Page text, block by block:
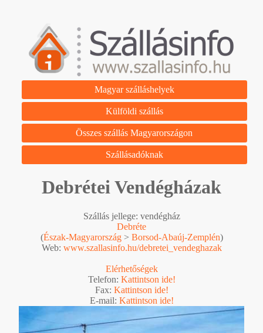
Magyar szálláshelyek
Külföldi szállás
Összes szállás Magyarországon
Szállásadóknak
Debrétei Vendégházak
Szállás jellege: vendégház
Debréte
(Észak-Magyarország> Borsod-Abaúj-Zemplén)
Web: www.szallasinfo.hu/debretei_vendeghazak
Elérhetőségek
Telefon: Kattintson ide!
Fax: Kattintson ide!
E-mail: Kattintson ide!